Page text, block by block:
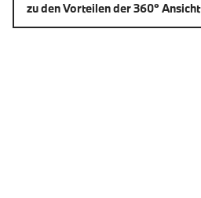
zu den Vorteilen der 360° Ansicht